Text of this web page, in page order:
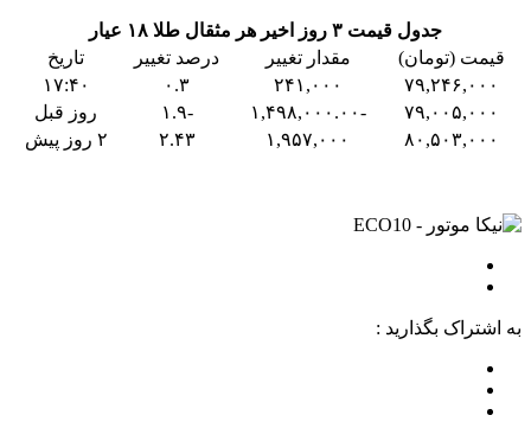
جدول قیمت ۳ روز اخیر هر مثقال طلا ۱۸ عیار
قیمت (تومان)
مقدار تغییر درصد تغییر
تاریخ
۷۹,۲۴۶,۰۰۰
۲۴۱,۰۰۰ ۰.۳
۱۷:۴۰
۷۹,۰۰۵,۰۰۰
-۱,۴۹۸,۰۰۰.۰۰ -۱.۹
روز قبل
۸۰,۵۰۳,۰۰۰
۱,۹۵۷,۰۰۰ ۲.۴۳ ۲ روز پیش
به اشتراک بگذارید :